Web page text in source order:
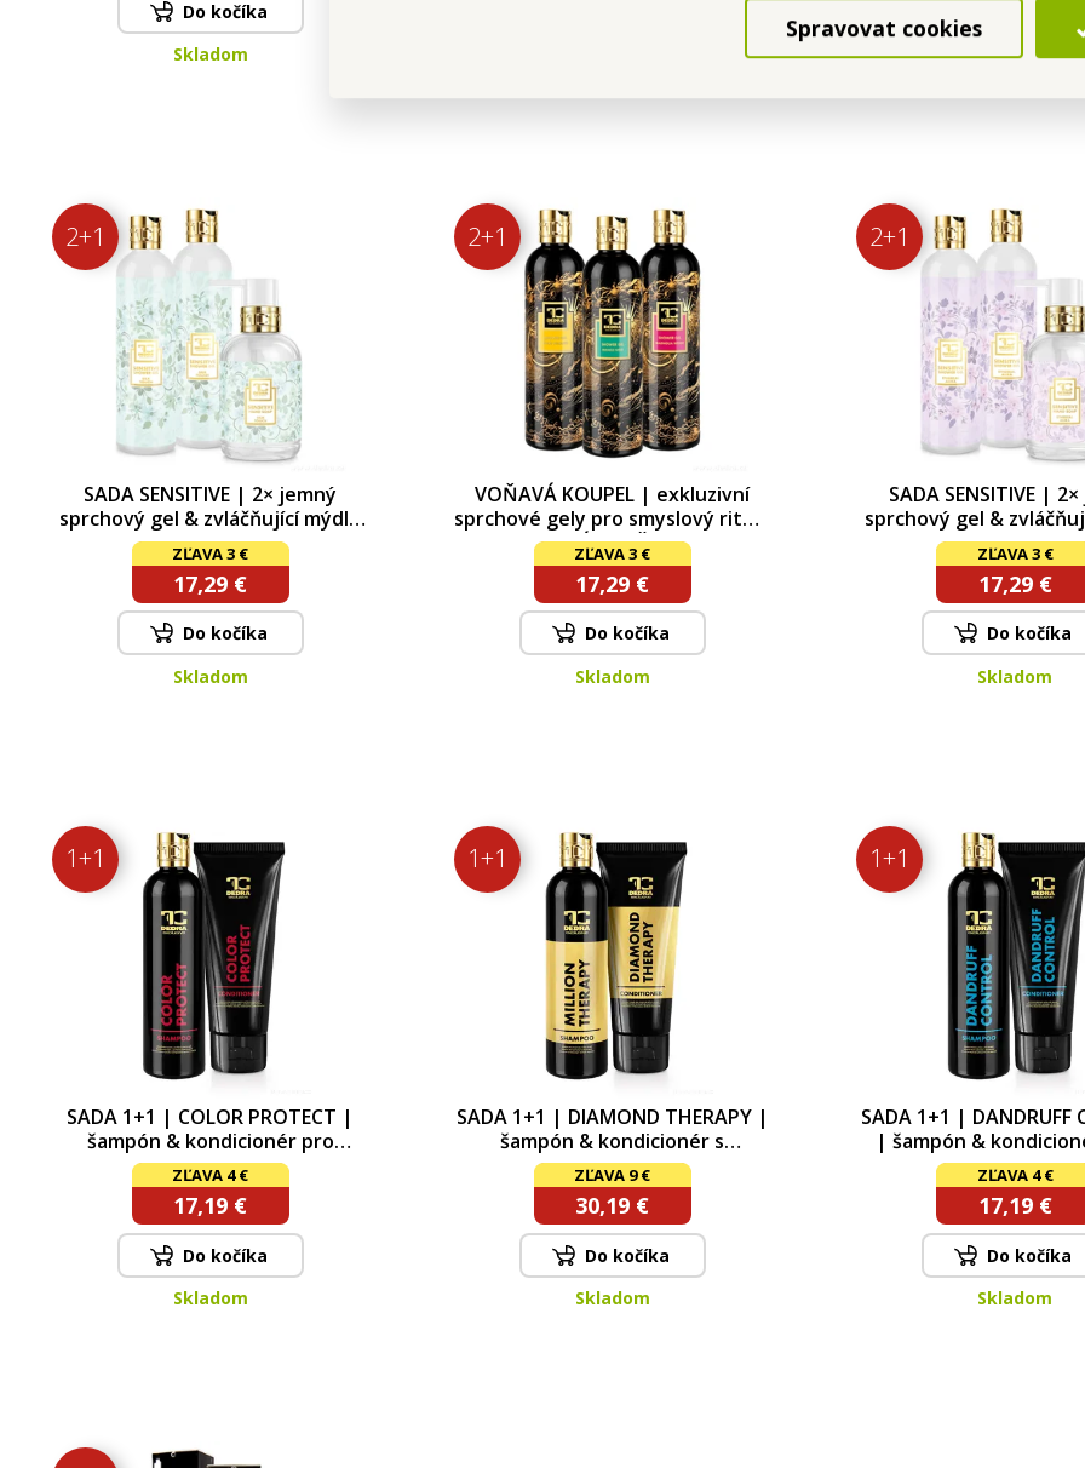
Spravovat cookies
Do kočíka
Skladom
2+1
SADA SENSITIVE | 2× jemný
sprchový gel & zvláčňující mýdlo
pro citlivou pokožku SILK TOUCH
| 2+1
ZĽAVA 3 €
17,29 €
Do kočíka
Skladom
2+1
VOŇAVÁ KOUPEL | exkluzivní
sprchové gely pro smyslový rituál
| SAMETOVÁ HRUŠKA, MIRAGE
NOIR & MAGNOILA WOOD | 2+1
ZĽAVA 3 €
17,29 €
Do kočíka
Skladom
2+1
SADA SENSITIVE |
sprchový gel &
pro citlivou pokožku
AURA | 2+1
ZĽAVA 3 €
17,29 €
Do kočíka
Skladom
1+1
SADA 1+1 | COLOR PROTECT |
šampón & kondicionér pro
barvené vlasy s Keratinem &
Pšeničnými proteiny | ochrana
barvy & zářivý lesk
ZĽAVA 4 €
17,19 €
Do kočíka
Skladom
1+1
SADA 1+1 | DIAMOND THERAPY |
šampón & kondicionér s
Capixylem pro růst vlasů
ZĽAVA 9 €
30,19 €
Do kočíka
Skladom
1+1
SADA 1+1 | DANDRUFF
| šampón &
lupům a při
Kaméliovým olejem,
proteiny & Ziziphus
ZĽAVA 4 €
17,19 €
Do kočíka
Skladom